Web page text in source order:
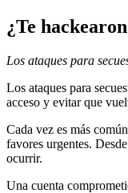
¿Te
Los ataques para
Los ataques para
acceso y evitar que
Cada vez es más
favores urgentes.
ocurrir.
Una cuenta